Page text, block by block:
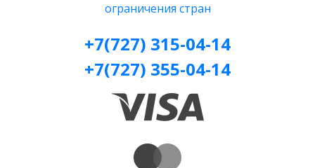
ограничения стран
+7(727) 315-04-14
+7(727) 355-04-14